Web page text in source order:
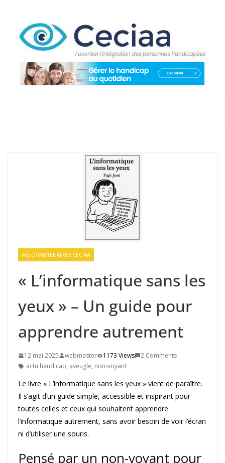
contenu
ASSO/PARTENAIRES CECIAA
« L’informatique sans les
yeux » – Un guide pour
apprendre autrement
12 mai 2025 webmaster 1173 Views
2 Comments
actu handicap, aveugle, non-voyant
Le livre « L’informatique sans les yeux » vient de paraître.
Il s’agit d’un guide simple, accessible et inspirant pour
toutes celles et ceux qui souhaitent apprendre
l’informatique autrement, sans avoir besoin de voir l’écran
ni d’utiliser une souris.
Pensé par un non-voyant pour